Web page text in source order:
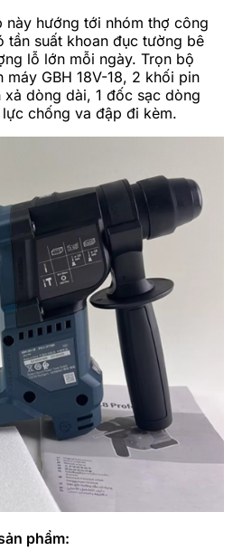
này hướng tới nhóm thợ công
tần suất khoan đục tường bê
lỗ lớn mỗi ngày. Trọn bộ
GBH 18V-18, 2 khối pin
dòng dài, 1 đốc sạc dòng
chống va đập đi kèm.
phẩm: